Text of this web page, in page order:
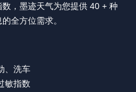
，墨迹天气为您提供 40 + 种
全方位需求。
、洗车
敏指数